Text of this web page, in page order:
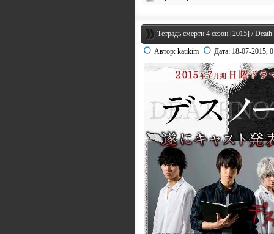
Тетрадь смерти 4 сезон [2015] /
Автор: katikim Дата: 18-07-2015,